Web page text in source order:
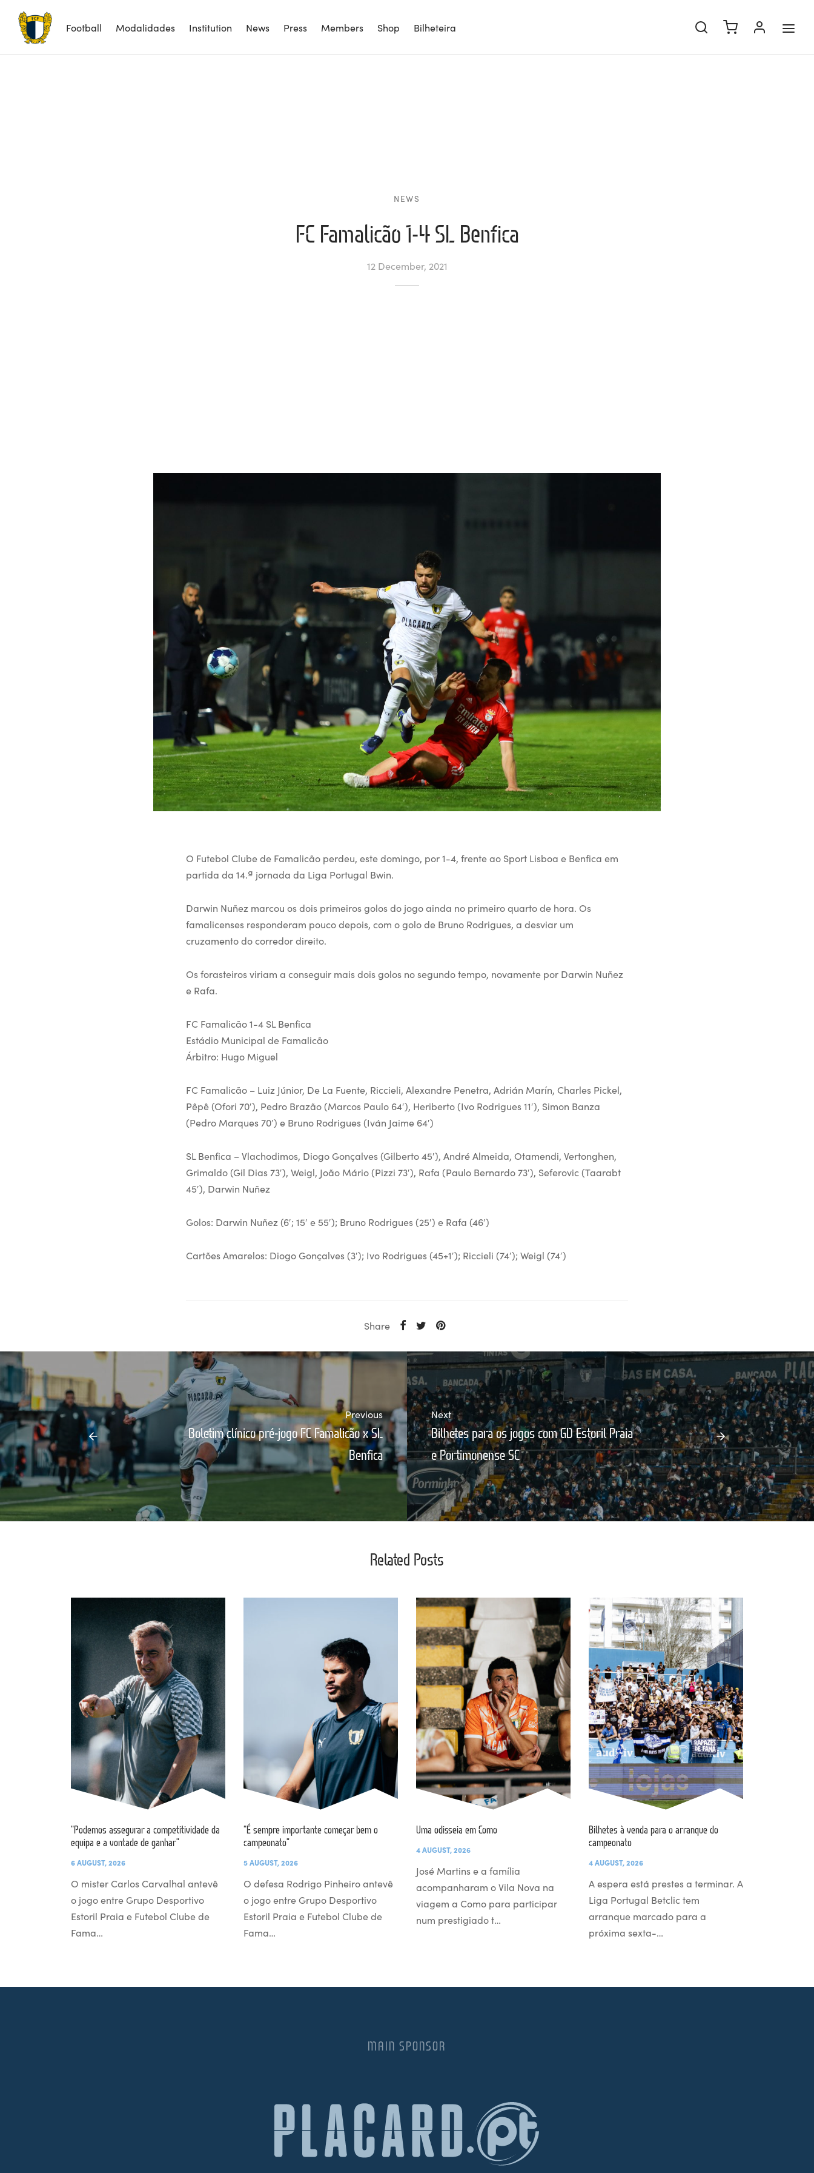
Football Modalidades Institution News Press Members Shop Bilheteira
NEWS
FC Famalicão 1-4 SL Benfica
12 December, 2021
O Futebol Clube de Famalicão perdeu, este domingo, por 1-4, frente ao Sport Lisboa e Benfica em
partida da 14.ª jornada da Liga Portugal Bwin.
Darwin Nuñez marcou os dois primeiros golos do jogo ainda no primeiro quarto de hora. Os
famalicenses responderam pouco depois, com o golo de Bruno Rodrigues, a desviar um
cruzamento do corredor direito.
Os forasteiros viriam a conseguir mais dois golos no segundo tempo, novamente por Darwin Nuñez
e Rafa.
FC Famalicão 1-4 SL Benfica
Estádio Municipal de Famalicão
Árbitro: Hugo Miguel
FC Famalicão – Luiz Júnior, De La Fuente, Riccieli, Alexandre Penetra, Adrián Marín, Charles Pickel,
Pêpê (Ofori 70′), Pedro Brazão (Marcos Paulo 64′), Heriberto (Ivo Rodrigues 11′), Simon Banza
(Pedro Marques 70′) e Bruno Rodrigues (Iván Jaime 64′)
SL Benfica – Vlachodimos, Diogo Gonçalves (Gilberto 45′), André Almeida, Otamendi, Vertonghen,
Grimaldo (Gil Dias 73′), Weigl, João Mário (Pizzi 73′), Rafa (Paulo Bernardo 73′), Seferovic (Taarabt
45′), Darwin Nuñez
Golos: Darwin Nuñez (6′; 15′ e 55′); Bruno Rodrigues (25′) e Rafa (46′)
Cartões Amarelos: Diogo Gonçalves (3′); Ivo Rodrigues (45+1′); Riccieli (74′); Weigl (74′)
Share
Previous
Boletim clínico pré-jogo FC Famalicão x SL
Benfica
Next
Bilhetes para os jogos com GD Estoril Praia
e Portimonense SC
Related Posts
“Podemos assegurar a competitividade da
equipa e a vontade de ganhar”
6 AUGUST, 2026
O mister Carlos Carvalhal antevê
o jogo entre Grupo Desportivo
Estoril Praia e Futebol Clube de
Fama…
“É sempre importante começar bem o
campeonato”
5 AUGUST, 2026
O defesa Rodrigo Pinheiro antevê
o jogo entre Grupo Desportivo
Estoril Praia e Futebol Clube de
Fama…
Uma odisseia em Como
4 AUGUST, 2026
José Martins e a família
acompanharam o Vila Nova na
viagem a Como para participar
num prestigiado t…
Bilhetes à venda para o arranque do
campeonato
4 AUGUST, 2026
A espera está prestes a terminar. A
Liga Portugal Betclic tem
arranque marcado para a
próxima sexta-…
MAIN SPONSOR